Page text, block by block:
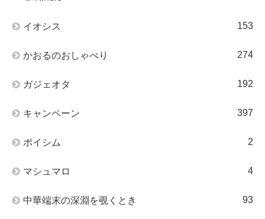
イオシス 153
かおるのおしゃべり 274
ガジェオタ 192
キャンペーン 397
ポイシム 2
マシュマロ 4
中華端末の深淵を覗くとき 93